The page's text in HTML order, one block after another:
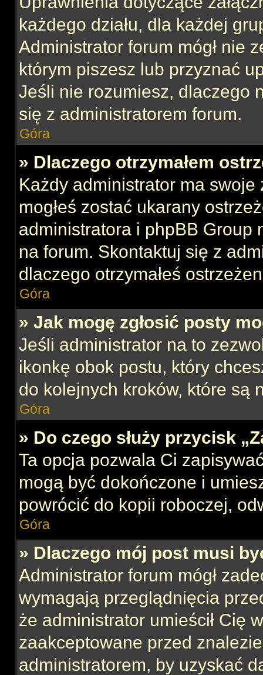
każdego działu, dla każdej
Administrator forum mógł nie
którym piszesz lub przyznać
Jeśli nie rozumiesz, dlaczego
się z administratorem forum.
Góra
» Dlaczego otrzymałem
Każdy administrator ma swoje
mogłeś zostać ukarany
administratora i phpBB Group
na forum. Skontaktuj się z
dlaczego otrzymałeś
Góra
» Jak mogę zgłosić posty
Jeśli administrator na to
ikonkę obok postu, który
do kolejnych kroków, które są
Góra
» Do czego służy przycisk
Ta opcja pozwala Ci
mogą być dokończone i
powrócić do kopii roboczej,
Góra
» Dlaczego mój post musi
Administrator forum mógł
wymagają przeglądnięcia
że administrator umieścił Cię
zaakceptowane przed
administratorem, by uzyskać